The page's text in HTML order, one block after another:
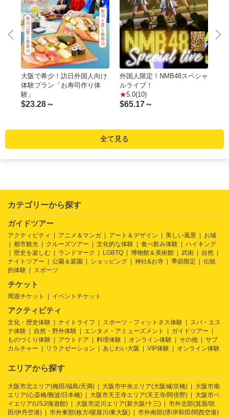
大阪で希少！訪日外国人向け
体験プラン「お寿司作り体
験」
$23.28～
外国人限定！NMB48スペシャ
ルライブ！
5.0(10)
$65.17～
全て見る
カテゴリーから探す
ガイドツアー
アクティビティ アニメ＆マンガ アート＆デザイン 美しい風景
お城
都市観光
クルーズツアー 文化的な体験 食べ飲み体験
ハイキング
歴史を楽しむ
ランドマーク LGBTQ 博物館＆美術館 武術
自然
ナイトツアー
公園＆庭園 ショッピング 神社&お寺 季節限定
伝統
的体験
スポーツ
チケット
周遊チケット イベントチケット
アクティビティ
文化・歴史体験 ナイトライフ スポーツ・フィットネス体験
スパ・エス
テ体験
自然・野外体験 エンタメ・アミューズメント
ガイドツアー
ものづくり体験
アウトドア 料理体験 オンライン体験 その他
サブ
カルチャー
リラクゼーション あじわい大阪 VIP体験 オンライン体験
エリアから探す
大阪市北エリア(梅田/福島/天満) 大阪市中央エリア(大阪城/京橋)
大阪市南
エリア(心斎橋/難波/日本橋)
大阪市天王寺エリア(天王寺/阿倍野)
大阪市ベ
イエリア(USJ/海遊館)
大阪市淀川エリア(新大阪/十三)
市外北部(箕面/吹
田/伊丹空港)
市外東部(枚方/寝屋川/東大阪)
市外南部(堺/岸和田/関西空港)